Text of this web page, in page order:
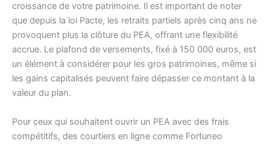
croissance de votre patrimoine. Il est important de noter
que depuis la loi Pacte, les retraits partiels après cinq ans ne
provoquent plus la clôture du PEA, offrant une flexibilité
accrue. Le plafond de versements, fixé à 150 000 euros, est
un élément à considérer pour les gros patrimoines, même si
les gains capitalisés peuvent faire dépasser ce montant à la
valeur du plan.
Pour ceux qui souhaitent ouvrir un PEA avec des frais
compétitifs, des courtiers en ligne comme Fortuneo